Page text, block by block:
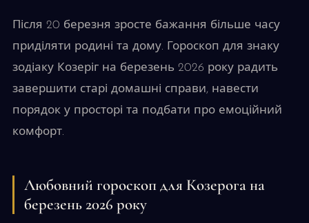
Після 20 березня зросте бажання більше часу
приділяти родині та дому. Гороскоп для знаку
зодіаку Козеріг на березень 2026 року радить
завершити старі домашні справи, навести
порядок у просторі та подбати про емоційний
комфорт.
Любовний гороскоп для Козерога на
березень 2026 року